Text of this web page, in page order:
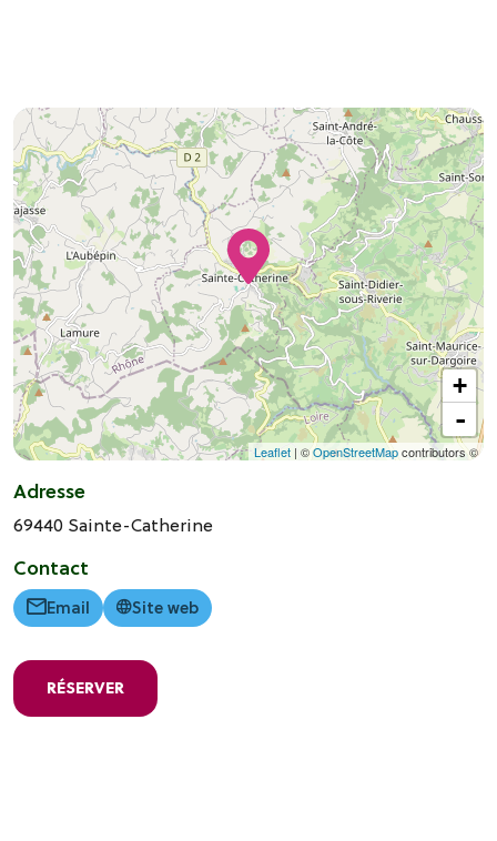
+
-
Leaflet | ©OpenStreetMapcontributors ©
Adresse
69440 Sainte-Catherine
Contact
Email Site web
RÉSERVER